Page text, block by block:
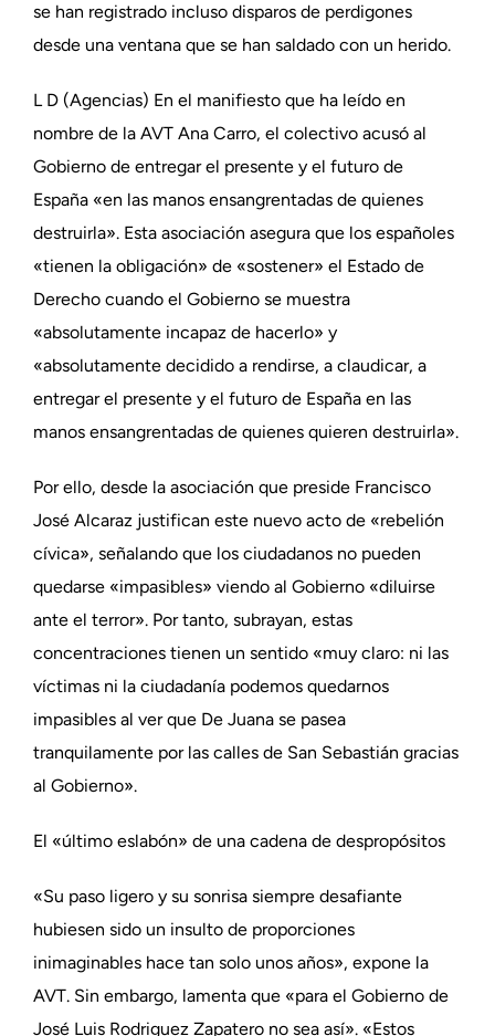
se han registrado incluso disparos de perdigones
desde una ventana que se han saldado con un herido.
L D (Agencias) En el manifiesto que ha leído en
nombre de la AVT Ana Carro, el colectivo acusó al
Gobierno de entregar el presente y el futuro de
España «en las manos ensangrentadas de quienes
destruirla». Esta asociación asegura que los españoles
«tienen la obligación» de «sostener» el Estado de
Derecho cuando el Gobierno se muestra
«absolutamente incapaz de hacerlo» y
«absolutamente decidido a rendirse, a claudicar, a
entregar el presente y el futuro de España en las
manos ensangrentadas de quienes quieren destruirla».
Por ello, desde la asociación que preside Francisco
José Alcaraz justifican este nuevo acto de «rebelión
cívica», señalando que los ciudadanos no pueden
quedarse «impasibles» viendo al Gobierno «diluirse
ante el terror». Por tanto, subrayan, estas
concentraciones tienen un sentido «muy claro: ni las
víctimas ni la ciudadanía podemos quedarnos
impasibles al ver que De Juana se pasea
tranquilamente por las calles de San Sebastián gracias
al Gobierno».
El «último eslabón» de una cadena de despropósitos
«Su paso ligero y su sonrisa siempre desafiante
hubiesen sido un insulto de proporciones
inimaginables hace tan solo unos años», expone la
AVT. Sin embargo, lamenta que «para el Gobierno de
José Luis Rodriguez Zapatero no sea así». «Estos